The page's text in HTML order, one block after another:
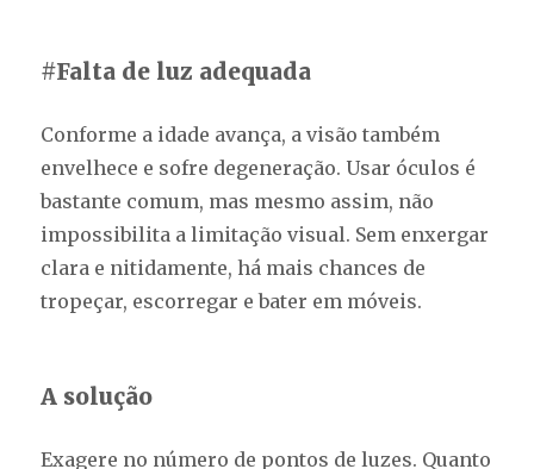
#Falta de luz adequada
Conforme a idade avança, a visão também
envelhece e sofre degeneração. Usar óculos é
bastante comum, mas mesmo assim, não
impossibilita a limitação visual. Sem enxergar
clara e nitidamente, há mais chances de
tropeçar, escorregar e bater em móveis.
A solução
Exagere no número de pontos de luzes. Quanto